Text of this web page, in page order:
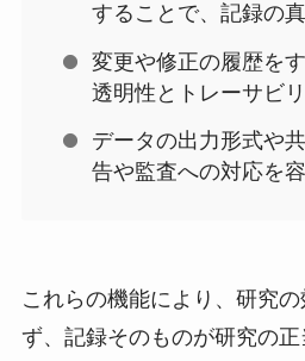
することで、記録の
変更や修正の履歴を
透明性とトレーサビ
データの出力形式や
告や監査への対応を
これらの機能により、研究
ず、記録そのものが研究の